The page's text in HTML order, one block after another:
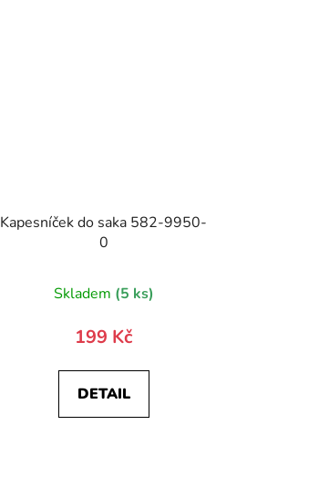
Kapesníček do saka 582-9950-
0
Skladem (5 ks)
199 Kč
DETAIL